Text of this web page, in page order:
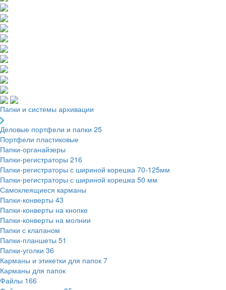
Папки и системы архивации
Деловые портфели и папки 25
Портфели пластиковые
Папки-органайзеры
Папки-регистраторы 216
Папки-регистраторы с шириной корешка 70-125мм
Папки-регистраторы с шириной корешка 50 мм
Самоклеящиеся карманы
Папки-конверты 43
Папки-конверты на кнопке
Папки-конверты на молнии
Папки с клапаном
Папки-планшеты 51
Папки-уголки 36
Карманы и этикетки для папок 7
Карманы для папок
Файлы 166